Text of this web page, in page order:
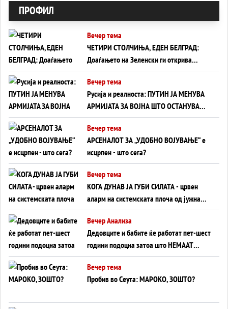
ПРОФИЛ
Вечер тема
ЧЕТИРИ СТОЛЧИЊА, ЕДЕН БЕЛГРАД:
Доаѓањето на Зеленски ги открива
тајните на политиката на балансирање
на Вучиќ
Вечер тема
Русија и реалноста: ПУТИН ЈА МЕНУВА
АРМИЈАТА ЗА ВОЈНА ШТО ОСТАНУВА
БЕЗ ФРОНТ
Вечер тема
АРСЕНАЛОТ ЗА „УДОБНО ВОЈУВАЊЕ“ е
исцрпен - што сега?
Вечер тема
КОГА ДУНАВ ЈА ГУБИ СИЛАТА - црвен
аларм на системската плоча од јужна
Германија до Црното Море...
Вечер Анализа
Дедовците и бабите ќе работат пет-шест
години подоцна затоа што НЕМААТ
ВНУЦИ ДА ГИ ЗАМЕНАТ
Вечер тема
Пробив во Сеута: МАРОКО, ЗОШТО?